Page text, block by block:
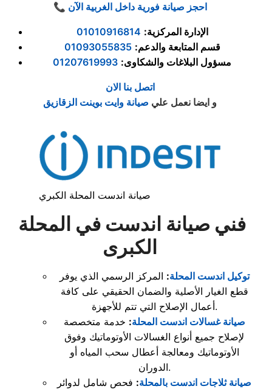
📞 احجز صيانة فورية داخل الغربية الآن
الإدارة المركزية:
01010916814
قسم المتابعة والدعم:
01093055835
مسؤول البلاغات والشكاوى:
01207619993
اتصل بنا الان
و ايضا نعمل علي صيانة وايت بوينت الزقازيق
صيانة اندست المحلة الكبري
الكبرى
توكيل اندست المحلة: المركز الرسمي الذي يوفر
قطع الغيار الأصلية والضمان الحقيقي على كافة
أعمال الإصلاح التي تتم للأجهزة.
صيانة غسالات اندست المحلة: خدمة متخصصة
لإصلاح جميع أنواع الغسالات الأوتوماتيك وفوق
الأوتوماتيك ومعالجة أعطال سحب المياه أو
الدوران.
صيانة ثلاجات اندست بالمحلة: فحص شامل لدوائر